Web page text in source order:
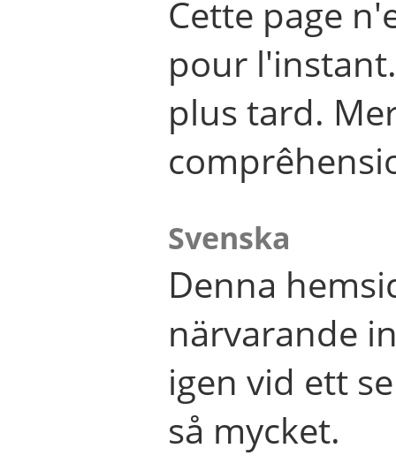
Cette page
pour
plus tard.
Svenska
Denna
närvarande
igen vid ett
så mycket.